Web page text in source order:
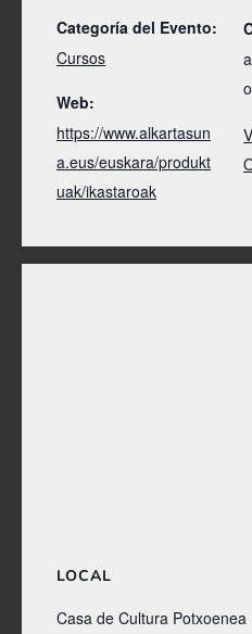
Categoría del Evento:
Cursos
Web:
https://www.alkartasun
a.eus/euskara/produkt
uak/ikastaroak
LOCAL
Casa de Cultura Potxoenea